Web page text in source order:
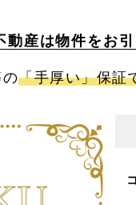
動産は物件をお
の「手厚い」保証